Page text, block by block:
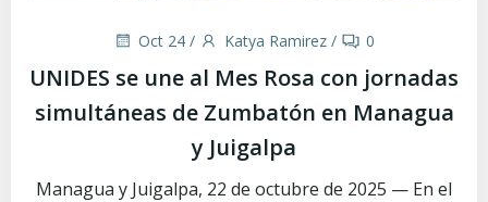
Oct 24 / Katya Ramirez / 0
UNIDES se une al Mes Rosa con jornadas
simultáneas de Zumbatón en Managua
y Juigalpa
Managua y Juigalpa, 22 de octubre de 2025 — En el